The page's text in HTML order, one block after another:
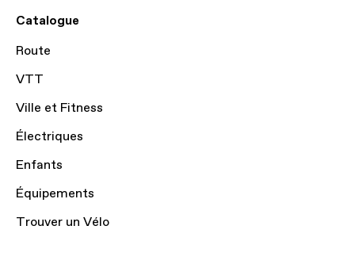
Catalogue
Route
VTT
Ville et Fitness
Électriques
Enfants
Équipements
Trouver un Vélo